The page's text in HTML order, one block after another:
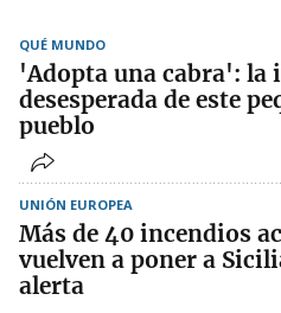
QUÉ MUNDO
'Adopta una cabra': la
desesperada de este
pueblo
UNIÓN EUROPEA
Más de 40 incendios
vuelven a poner a
alerta